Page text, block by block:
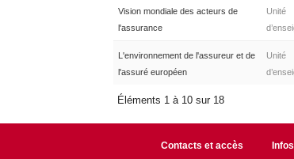
Vision mondiale des acteurs de
l'assurance
Unité
L'environnement de l'assureur et de
l'assuré européen
Unité
Éléments 1 à 10 sur 18
Contacts et accès